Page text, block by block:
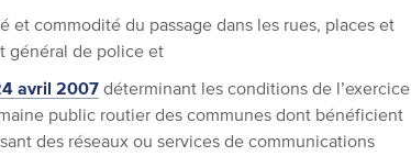
et commodité du passage dans les rues, places et
général de police et
avril 2007 déterminant les conditions de l’exercice
public routier des communes dont bénéficient
des réseaux ou services de communications